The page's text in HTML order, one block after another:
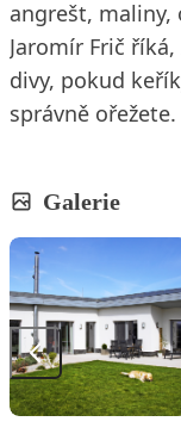
angrešt, maliny,
Jaromír Frič
divy, pokud
správně
Galerie